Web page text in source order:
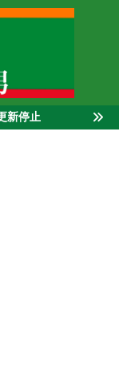
新停止